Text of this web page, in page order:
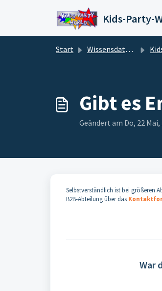
Kids-Party-
Start Wissensdatenbank Kids-
Gibt es
Geändert am Do, 22 Mai,
Selbstverständlich ist bei größeren
B2B-Abteilung über das
War